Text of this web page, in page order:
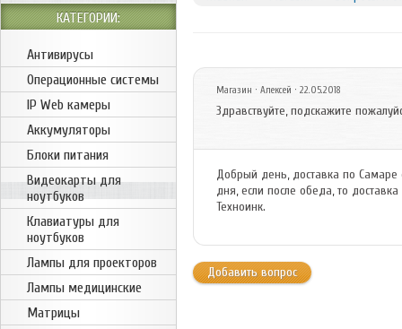
Магазин · Алексей · 22.05.2018
Здравствуйте, подскажите
Добрый день, доставка по Самаре
дня, если после обеда, то
Техноинк.
Добавить вопрос
КАТЕГОРИИ:
Антивирусы
Операционные системы
IP Web камеры
Аккумуляторы
Блоки питания
Видеокарты для
ноутбуков
Клавиатуры для
ноутбуков
Лампы для проекторов
Лампы медицинские
Матрицы